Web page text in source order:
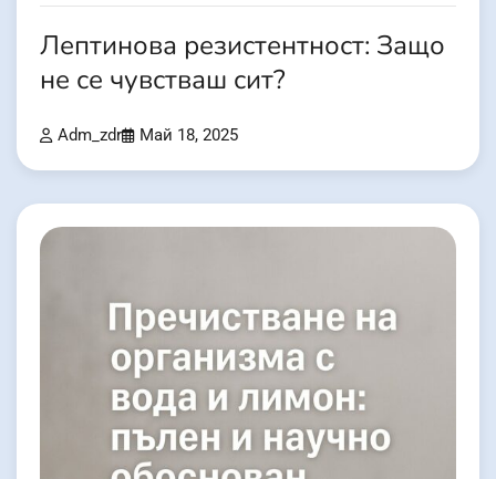
Лептинова резистентност: Защо
не се чувстваш сит?
Adm_zdr Май 18, 2025